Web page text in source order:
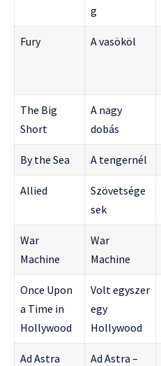
g
Fury A vasököl
The Big
Short
A nagy
dobás
By the Sea A tengernél
Allied
Szövetsége
sek
War
Machine
War
Machine
Once Upon
a Time in
Hollywood
Volt egyszer
egy
Hollywood
Ad Astra
Ad Astra –